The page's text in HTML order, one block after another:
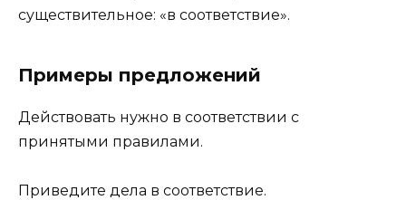
существительное: «в соответствие».
Примеры предложений
Действовать нужно в соответствии с
принятыми правилами.
Приведите дела в соответствие.